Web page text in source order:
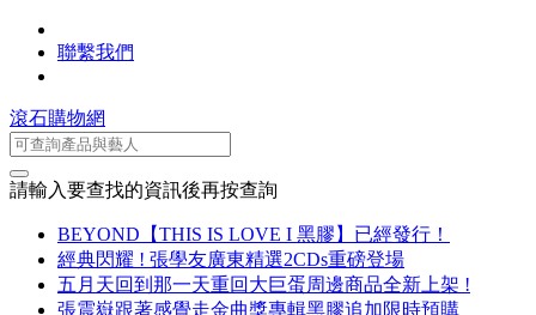
聯繫我們
滾石購物網
請輸入要查找的資訊後再按查詢
BEYOND【THIS IS LOVE I 黑膠】已經發行！
經典閃耀 ! 張學友廣東精選2CDs重磅登場
五月天回到那一天重回大巨蛋周邊商品全新上架 !
張震嶽跟著感覺走金曲獎專輯黑膠追加限時預購